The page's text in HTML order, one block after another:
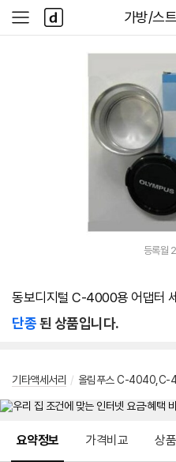
다나와
가방/스
사
이
다
나
와
등록월
동보디지털 C-4000용 어댑터
단종된 상품입니다.
기타액세서리 / 올림푸스 C-
요약정보 가격비교 상